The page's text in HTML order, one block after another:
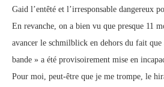
Gaid l’entêté et l’irresponsable dangereux
En revanche, on a bien vu que presque 11
avancer le schmilblick en dehors du fait que
bande » a été provisoirement mise en
Pour moi, peut-être que je me trompe, le